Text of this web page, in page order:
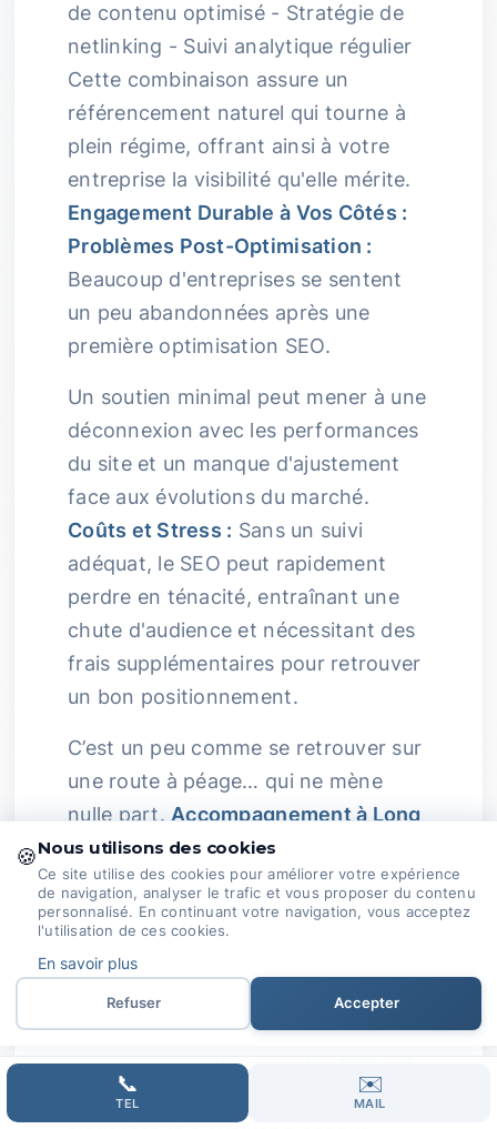
de contenu optimisé - Stratégie de
netlinking - Suivi analytique régulier
Cette combinaison assure un
référencement naturel qui tourne à
plein régime, offrant ainsi à votre
entreprise la visibilité qu'elle mérite.
Engagement Durable à Vos Côtés :
Problèmes Post-Optimisation :
Beaucoup d'entreprises se sentent
un peu abandonnées après une
première optimisation SEO.
Un soutien minimal peut mener à une
déconnexion avec les performances
du site et un manque d'ajustement
face aux évolutions du marché.
Coûts et Stress : Sans un suivi
adéquat, le SEO peut rapidement
perdre en ténacité, entraînant une
chute d'audience et nécessitant des
frais supplémentaires pour retrouver
un bon positionnement.
C’est un peu comme se retrouver sur
une route à péage… qui ne mène
nulle part.Accompagnement à Long
Terme :Nous vous proposons un
accompagnement constant avec des
rapports réguliers, un suivi des
stratégie.
Ainsi, vous aurez la tranquillité
d'esprit de savoir que votre SEO est
entre de bonnes mains, prêt à
📞
TEL
✉️
MAIL
🍪Nous utilisons des cookies
Ce site utilise des cookies pour améliorer votre expérience
de navigation, analyser le trafic et vous proposer du contenu
personnalisé. En continuant votre navigation, vous acceptez
l'utilisation de ces cookies.
En savoir plus
Refuser Accepter